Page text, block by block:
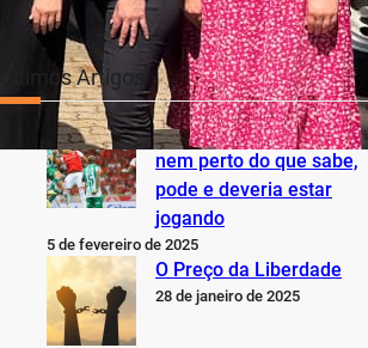
Últimos Artigos
O Inter não está jogando
nem perto do que sabe,
pode e deveria estar
jogando
5 de fevereiro de 2025
O Preço da Liberdade
28 de janeiro de 2025